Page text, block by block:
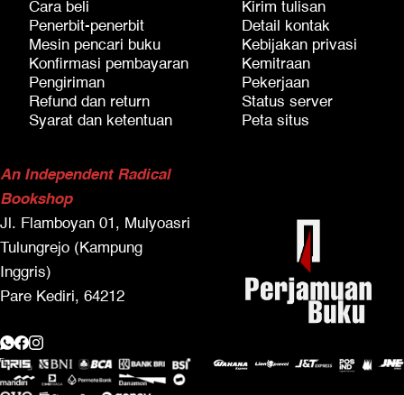
Cara beli
Penerbit-penerbit
Mesin pencari buku
Konfirmasi pembayaran
Pengiriman
Refund dan return
Syarat dan ketentuan
Kirim tulisan
Detail kontak
Kebijakan privasi
Kemitraan
Pekerjaan
Status server
Peta situs
An Independent Radical
Bookshop
Jl. Flamboyan 01, Mulyoasri
Tulungrejo (Kampung
Inggris)
Pare Kediri, 64212